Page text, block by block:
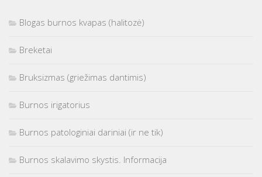
Blogas burnos kvapas (halitozė)
Breketai
Bruksizmas (griežimas dantimis)
Burnos irigatorius
Burnos patologiniai dariniai (ir ne tik)
Burnos skalavimo skystis. Informacija